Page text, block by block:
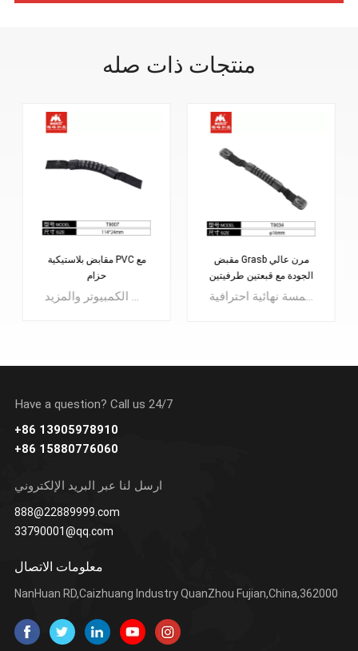
منتجات ذات صله
مقابض بلاستيكية PVC مع
حزام
تم تصميم المقابض البلاستيكية لتحسين الراحة عند حمل حقائب اليد والأمتعة وحقائب اليد وحقائب الكمبيوتر والمزيد
مقبض Grasb مرن عالي
الجودة مع قبعتين طرفيتين
يمكن استخدام التجميع مع اثنين من البراغي بقطر 6 مم مع تركيب حزام إخفاء 25 مم. تم إنتاجه من نسيج البولي بروبيلين المصبوب بمطاط ناعم ويتضمن أغطية نهائية للحصول على لمسة نهائية احترافية.
Have a question? Call us 24/7
+86 13905978910
+86 15880776060
ارسل لنا عبر البريد الإلكتروني
888@22889999.com
33790001@qq.com
معلومات الاتصال
NanHuan RD,Caizhuang Industry QuanZhou Fujian,China,362000